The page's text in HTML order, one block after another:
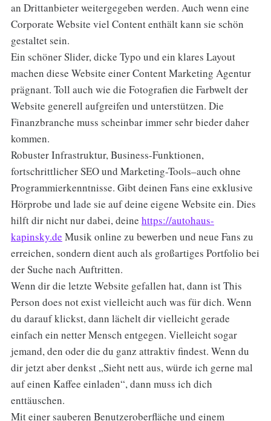
an Drittanbieter weitergegeben werden. Auch wenn eine
Corporate Website viel Content enthält kann sie schön
gestaltet sein.
Ein schöner Slider, dicke Typo und ein klares Layout
machen diese Website einer Content Marketing Agentur
prägnant. Toll auch wie die Fotografien die Farbwelt der
Website generell aufgreifen und unterstützen. Die
Finanzbranche muss scheinbar immer sehr bieder daher
kommen.
Robuster Infrastruktur, Business-Funktionen,
fortschrittlicher SEO und Marketing-Tools–auch ohne
Programmierkenntnisse. Gibt deinen Fans eine exklusive
Hörprobe und lade sie auf deine eigene Website ein. Dies
hilft dir nicht nur dabei, deine https://autohaus-
kapinsky.de Musik online zu bewerben und neue Fans zu
erreichen, sondern dient auch als großartiges Portfolio bei
der Suche nach Auftritten.
Wenn dir die letzte Website gefallen hat, dann ist This
Person does not exist vielleicht auch was für dich. Wenn
du darauf klickst, dann lächelt dir vielleicht gerade
einfach ein netter Mensch entgegen. Vielleicht sogar
jemand, den oder die du ganz attraktiv findest. Wenn du
dir jetzt aber denkst „Sieht nett aus, würde ich gerne mal
auf einen Kaffee einladen“, dann muss ich dich
enttäuschen.
Mit einer sauberen Benutzeroberfläche und einem